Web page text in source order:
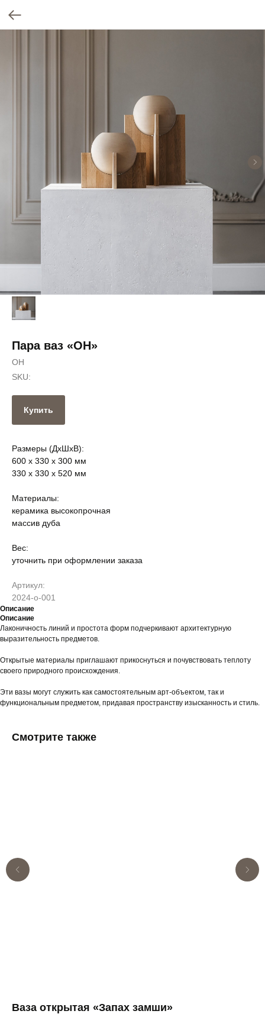
Пара ваз «ОН»
ОН
SKU:
Купить
Размеры (ДxШxВ):
600 x 330 x 300 мм
330 x 330 x 520 мм
Материалы:
керамика высокопрочная
массив дуба
Вес:
уточнить при оформлении заказа
Артикул:
2024-о-001
Описание
Описание
Лаконичность линий и простота форм подчеркивают архитектурную
выразительность предметов.
Открытые материалы приглашают прикоснуться и почувствовать теплоту
своего природного происхождения.
Эти вазы могут служить как самостоятельным арт-объектом, так и
функциональным предметом, придавая пространству изысканность и стиль.
Смотрите также
Ваза открытая «Запах замши»